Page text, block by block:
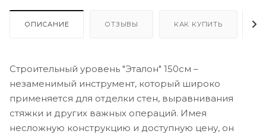
ОПИСАНИЕ ОТЗЫВЫ КАК КУПИТЬ
Строительный уровень "Эталон" 150см –
незаменимый инструмент, который широко
применяется для отделки стен, выравнивания
стяжки и других важных операций. Имея
несложную конструкцию и доступную цену, он